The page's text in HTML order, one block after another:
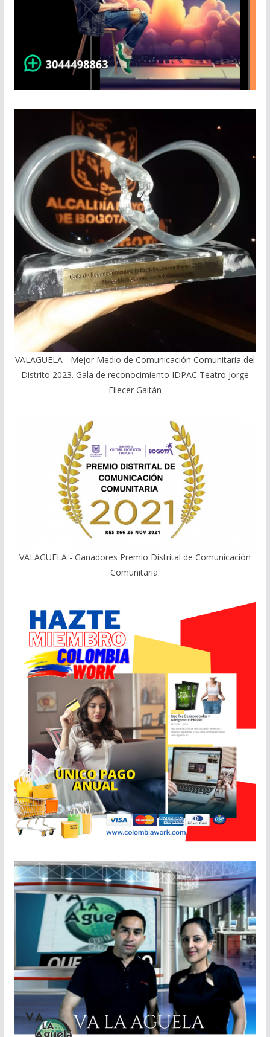
VALAGUELA - Mejor Medio de Comunicación Comunitaria del
Distrito 2023. Gala de reconocimiento IDPAC Teatro Jorge
Eliecer Gaitán
VALAGUELA - Ganadores Premio Distrital de Comunicación
Comunitaria.